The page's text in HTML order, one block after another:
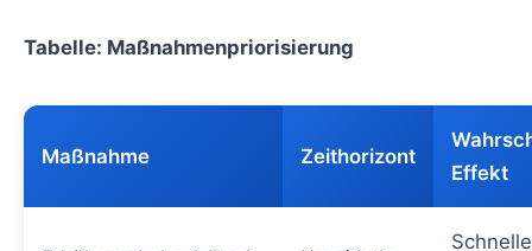
Tabelle: Maßnahmenpriorisierung
Maßnahme Zeithorizont
Effekt